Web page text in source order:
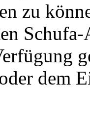
zu
dem